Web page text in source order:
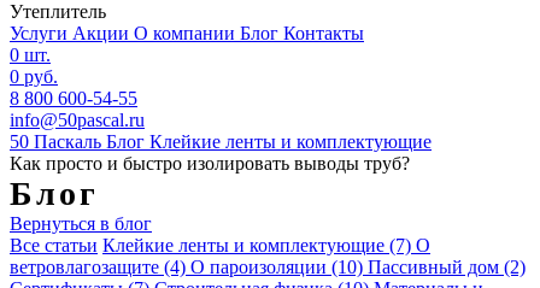
Утеплитель
Услуги Акции О компании Блог Контакты
0 шт.
0 руб.
8 800 600-54-55
info@50pascal.ru
50 Паскаль Блог Клейкие ленты и комплектующие
Как просто и быстро изолировать выводы труб?
Блог
Вернуться в блог
Все статьи Клейкие ленты и комплектующие (7) О
ветровлагозащите (4) О пароизоляции (10) Пассивный дом (2)